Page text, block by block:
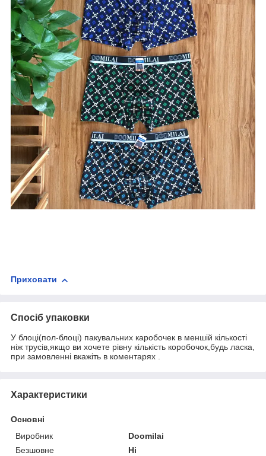
Приховати
Спосіб упаковки
У блоці(пол-блоці) пакувальних каробочек в меншій кількості
ніж трусів,якщо ви хочете рівну кількість коробочок,будь ласка,
при замовленні вкажіть в коментарях .
Характеристики
Основні
Виробник
Doomilai
Безшовне
Ні